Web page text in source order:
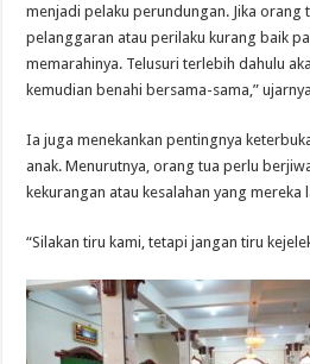
menjadi pelaku perundungan. Jika orang
pelanggaran atau perilaku kurang baik
memarahinya. Telusuri terlebih dahulu
kemudian benahi bersama-sama,”
Ia juga menekankan pentingnya
anak. Menurutnya, orang tua perlu
kekurangan atau kesalahan yang mereka
“Silakan tiru kami, tetapi jangan tiru